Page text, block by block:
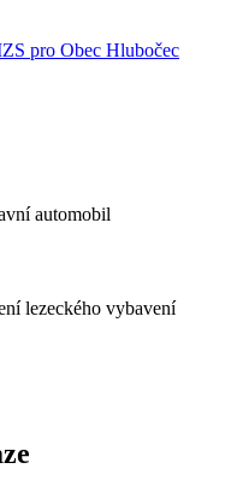
pro Obec Hlubočec
automobil
lezeckého vybavení